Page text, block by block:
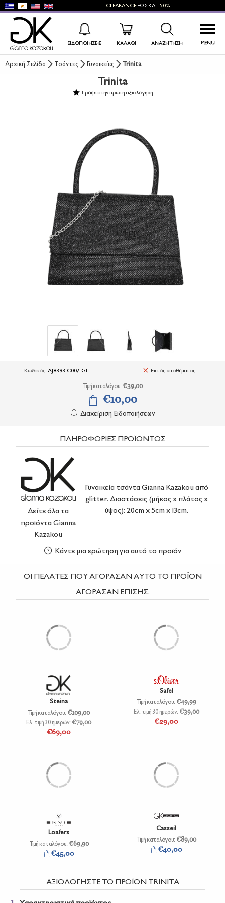
CLEARANCEΕΩΣ ΚΑΙ -50%
ΕΙΔΟΠΟΙΉΣΕΙΣ ΚΑΛΑΘΙ ΑΝΑΖΉΤΗΣΗ MENU
WISHLIST ΣΎΝΔΕΣΗ
ΑΝΔΡΙΚΑ ΠΑΠΟΥΤΣΙΑ
ΠΑΙΔΙΚΑ ΠΑΠΟΥΤΣΙΑ
ΑΞΕΣΟΥΑΡ
ΕΣΩΡΟΥΧΑ
BRANDS
ΠΡΟΣΦΟΡΕΣ
Αρχική Σελίδα Τσάντες Γυναικείες Trinita
Trinita
Γράψτε την πρώτη αξιολόγηση
Κωδικός: AJ8393.C007.GL Εκτός αποθέματος
Τιμή καταλόγου: €39,00
€10,00
Διαχείριση Ειδοποιήσεων
ΠΛΗΡΟΦΟΡΙΕΣ ΠΡΟΪΟΝΤΟΣ
Δείτε όλα τα
προϊόντα Gianna
Kazakou
Γυναικεία τσάντα Gianna Kazakou από
glitter. Διαστάσεις (μήκος x πλάτος x
ύψος): 20cm x 5cm x 13cm.
Κάντε μια ερώτηση για αυτό το προϊόν
ΟΙ ΠΕΛΑΤΕΣ ΠΟΥ ΑΓΟΡΑΣΑΝ ΑΥΤΟ ΤΟ ΠΡΟΪΟΝ
ΑΓΟΡΑΣΑΝ ΕΠΙΣΗΣ:
Steina
Τιμή καταλόγου: €109,00
Ελ. τιμή 30 ημερών: €79,00
€69,00
Safel
Τιμή καταλόγου: €49,99
Ελ. τιμή 30 ημερών: €39,00
€29,00
Loafers
Τιμή καταλόγου: €69,90
€45,00
Casseil
Τιμή καταλόγου: €89,00
€40,00
ΑΞΙΟΛΟΓΗΣΤΕ ΤΟ ΠΡΟΪΟΝ TRINITA